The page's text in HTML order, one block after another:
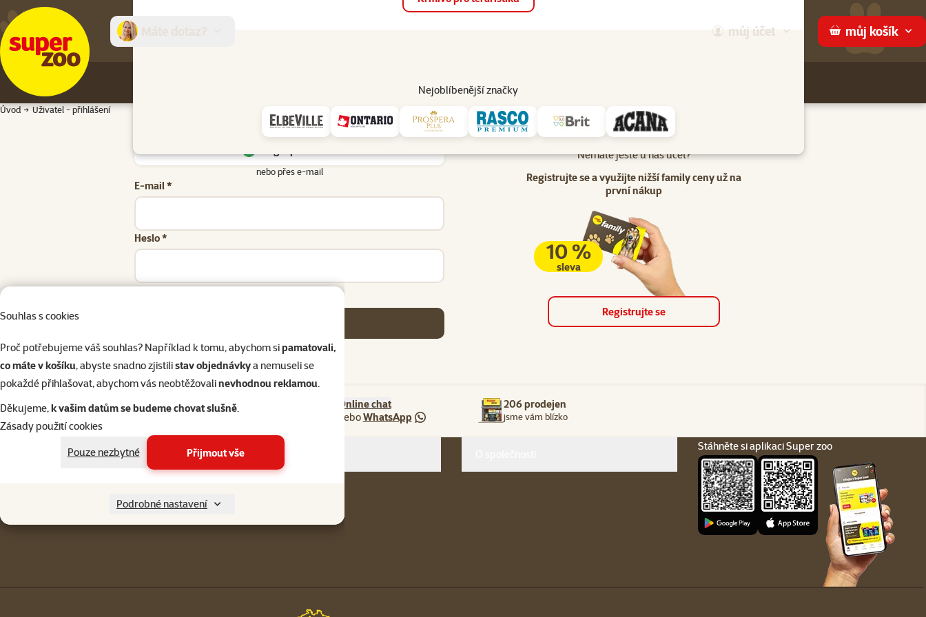
Souhlas s cookies
Proč potřebujeme váš souhlas? Například k tomu, abychom sipamatovali,
co máte v košíku, abyste snadno zjistilistav objednávkya nemuseli se
pokaždé přihlašovat, abychom vás neobtěžovalinevhodnou reklamou.
Děkujeme,k vašim datům se budeme chovat slušně.
Zásady použití cookies
Pouze nezbytné
Přijmout vše
Podrobné nastavení
můj účet můj košík
Nejoblíbenější značky
Prodejny Služby
Úvod Uživatel - přihlášení
Uživatel - přihlášení
nebo přes e-mail
E-mail *
Heslo *
Nemáte ještě u nás účet?
Registrujte se a využijte nižší family ceny už na
první nákup
10 %
sleva
Registrujte se
Napište nám
eshop@superzoo.cz
321 000 180
Online chat
neboWhatsApp
206 prodejen
jsme vám blízko
Pro zákazníky
Stáhněte si aplikaci Super zoo